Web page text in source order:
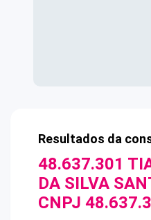
Resultados da
48.637.301
DA SILVA
CNPJ